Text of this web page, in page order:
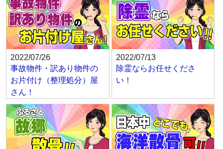
2022/07/26
事故物件・訳あり物件の
お片付け（整理処分）屋
さん！
2022/07/13
除霊ならお任せくださ
い！